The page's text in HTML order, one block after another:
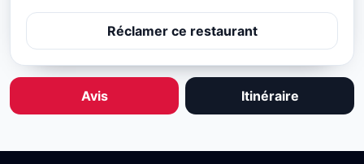
Réclamer ce restaurant
Avis Itinéraire